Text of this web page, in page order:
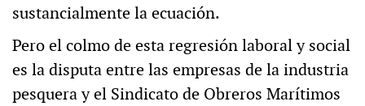
sustancialmente la ecuación.
Pero el colmo de esta regresión laboral y social
es la disputa entre las empresas de la industria
pesquera y el Sindicato de Obreros Marítimos